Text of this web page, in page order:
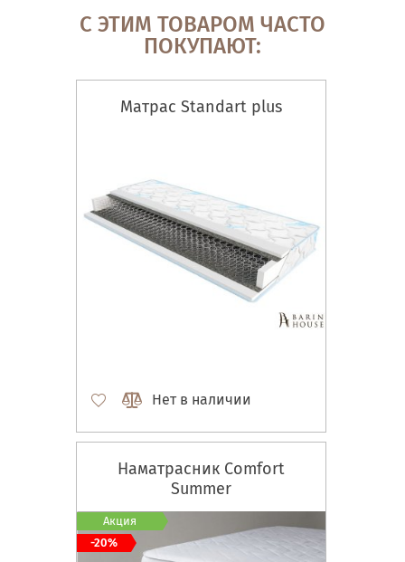
С ЭТИМ ТОВАРОМ ЧАСТО
ПОКУПАЮТ:
Матрас Standart plus
Нет в наличии
Наматрасник Comfort
Summer
Акция
-20%